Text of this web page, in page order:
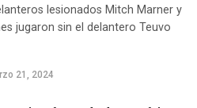
lesionados Mitch Marner y
jugaron sin el delantero Teuvo
21, 2024